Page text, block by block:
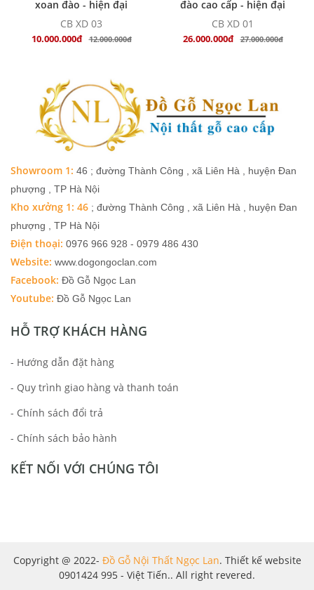
xoan đào - hiện đại
CB XD 03
10.000.000đ 12.000.000đ
đào cao cấp - hiện đại
CB XD 01
26.000.000đ 27.000.000đ
Showroom 1: 46 ; đường Thành Công , xã Liên Hà , huyện Đan
phượng , TP Hà Nội
Kho xưởng 1: 46 ; đường Thành Công , xã Liên Hà , huyện Đan
phượng , TP Hà Nội
Điện thoại: 0976 966 928 - 0979 486 430
Website: www.dogongoclan.com
Facebook: Đồ Gỗ Ngọc Lan
Youtube: Đồ Gỗ Ngọc Lan
HỖ TRỢ KHÁCH HÀNG
- Hướng dẫn đặt hàng
- Quy trình giao hàng và thanh toán
- Chính sách đổi trả
- Chính sách bảo hành
KẾT NỐI VỚI CHÚNG TÔI
Copyright @ 2022- Đồ Gỗ Nội Thất Ngọc Lan. Thiết kế website
0901424 995 - Việt Tiến.. All right revered.